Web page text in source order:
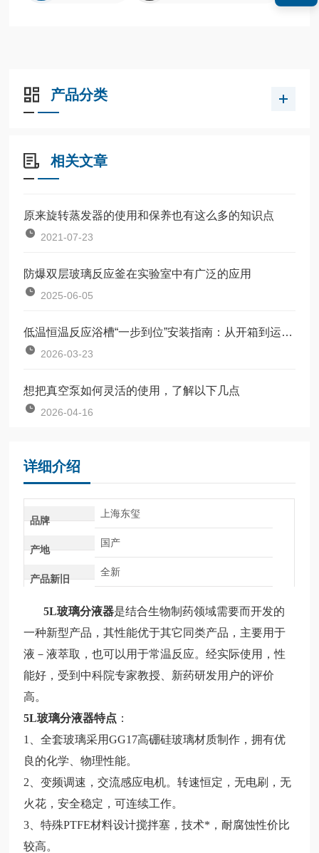
产品分类
相关文章
原来旋转蒸发器的使用和保养也有这么多的知识点
2021-07-23
防爆双层玻璃反应釜在实验室中有广泛的应用
2025-06-05
低温恒温反应浴槽“一步到位”安装指南：从开箱到运行的完整流程
2026-03-23
想把真空泵如何灵活的使用，了解以下几点
2026-04-16
详细介绍
品牌
上海东玺
产地
国产
产品新旧
全新
5L玻璃分液器是结合生物制药领域需要而开发的
一种新型产品，其性能优于其它同类产品，主要用于
液－液萃取，也可以用于常温反应。经实际使用，性
能好，受到中科院专家教授、新药研发用户的评价
高。
5L玻璃分液器特点 ：
1、全套玻璃采用GG17高硼硅玻璃材质制作，拥有优
良的化学、物理性能。
2、变频调速，交流感应电机。转速恒定，无电刷，无
火花，安全稳定，可连续工作。
3、特殊PTFE材料设计搅拌塞，技术*，耐腐蚀性价比
较高。